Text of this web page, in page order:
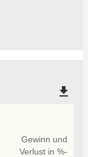
file_download
Gewinn und
Verlust in %-